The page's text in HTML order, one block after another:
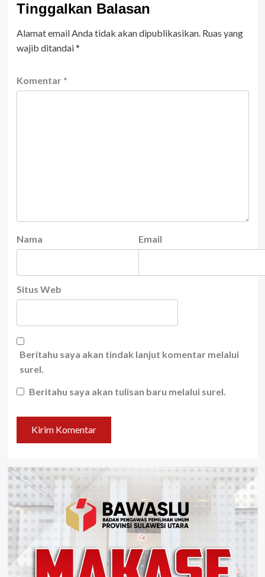
Tinggalkan Balasan
Alamat email Anda tidak akan dipublikasikan. Ruas yang
wajib ditandai*
Komentar *
Nama Email
Situs Web
Beritahu saya akan tindak lanjut komentar melalui
surel.
Beritahu saya akan tulisan baru melalui surel.